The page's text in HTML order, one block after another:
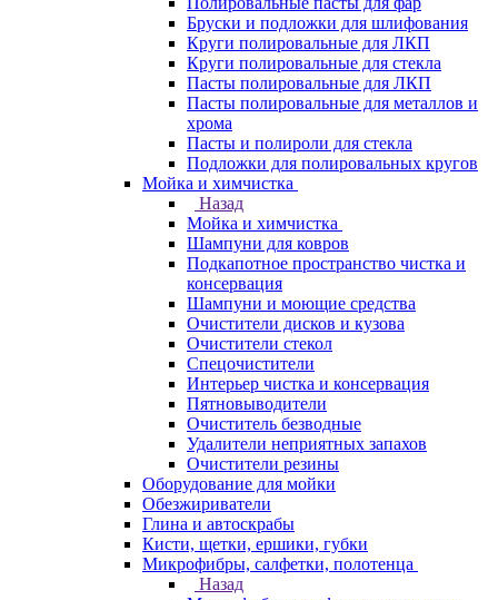
Бруски и подложки для шлифования
Круги полировальные для ЛКП
Круги полировальные для стекла
Пасты полировальные для ЛКП
Пасты полировальные для металлов и
хрома
Пасты и полироли для стекла
Подложки для полировальных кругов
Мойка и химчистка
Назад
Мойка и химчистка
Шампуни для ковров
Подкапотное пространство чистка и
консервация
Шампуни и моющие средства
Очистители дисков и кузова
Очистители стекол
Спецочистители
Интерьер чистка и консервация
Пятновыводители
Очиститель безводные
Удалители неприятных запахов
Очистители резины
Оборудование для мойки
Обезжириватели
Глина и автоскрабы
Кисти, щетки, ершики, губки
Микрофибры, салфетки, полотенца
Назад